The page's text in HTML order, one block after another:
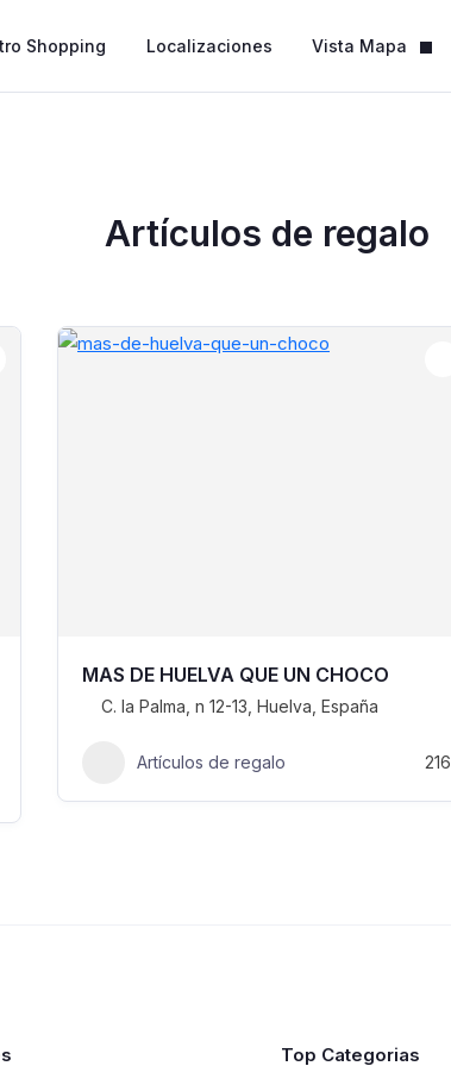
Shopping Localizaciones Vista Mapa
Artículos de regalo
MAS DE HUELVA QUE UN CHOCO
C. la Palma, n 12-13, Huelva, España
Artículos de regalo 216
Top Categorias